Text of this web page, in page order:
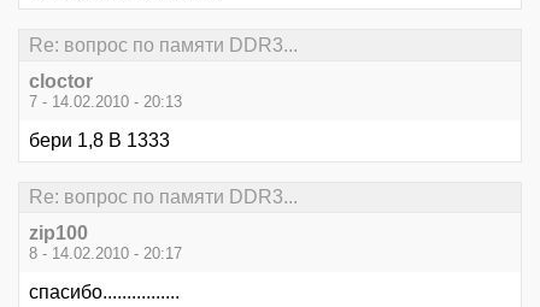
Re: вопрос по памяти DDR3...
cloctor
7 - 14.02.2010 - 20:13
бери 1,8 В 1333
Re: вопрос по памяти DDR3...
zip100
8 - 14.02.2010 - 20:17
спасибо................